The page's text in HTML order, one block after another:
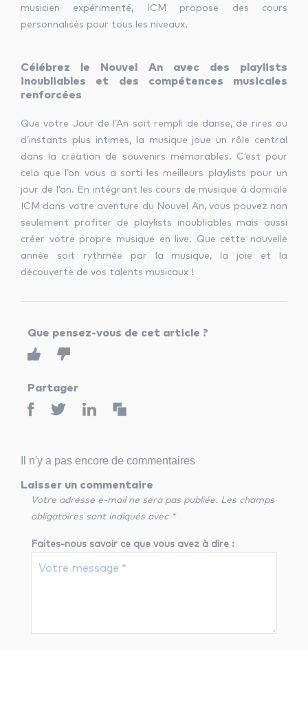
musicien expérimenté, ICM propose des cours
personnalisés pour tous les niveaux.
Célébrez le Nouvel An avec des playlists
inoubliables et des compétences musicales
renforcées
Que votre Jour de l’An soit rempli de danse, de rires ou
d’instants plus intimes, la musique joue un rôle central
dans la création de souvenirs mémorables. C’est pour
cela que l’on vous a sorti les meilleurs playlists pour un
jour de l’an. En intégrant les cours de musique à domicile
ICM dans votre aventure du Nouvel An, vous pouvez non
seulement profiter de playlists inoubliables mais aussi
créer votre propre musique en live. Que cette nouvelle
année soit rythmée par la musique, la joie et la
découverte de vos talents musicaux !
Que pensez-vous de cet article ?
Partager
Il n'y a pas encore de commentaires
Laisser un commentaire
Votre adresse e-mail ne sera pas publiée. Les champs
obligatoires sont indiqués avec *
Faites-nous savoir ce que vous avez à dire :